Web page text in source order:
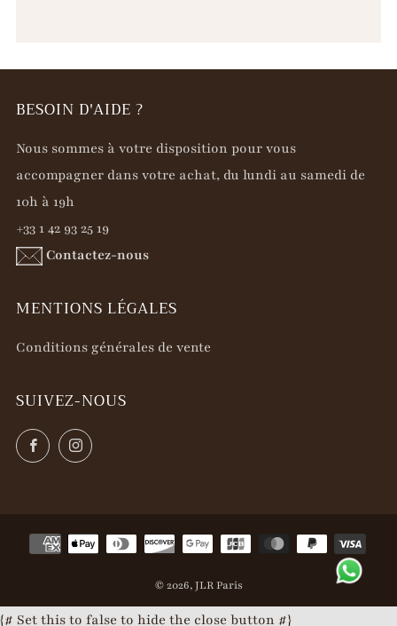
BESOIN D'AIDE ?
Nous sommes à votre disposition pour vous
accompagner dans votre achat, du lundi au samedi de
10h à 19h
+33 1 42 93 25 19
Contactez-nous
MENTIONS LÉGALES
Conditions générales de vente
SUIVEZ-NOUS
FacebookInstagram
© 2026, JLR Paris
{# Set this to false to hide the close button #}